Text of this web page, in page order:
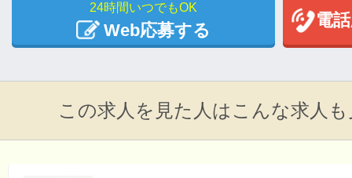
24時間いつでもOK
Web応募する
電
この求人を見た人はこんな求人